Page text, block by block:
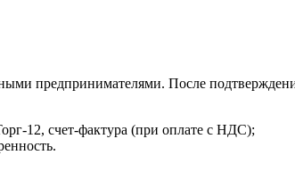
предпринимателями. После
12, счет-фактура (при оплате с НДС);